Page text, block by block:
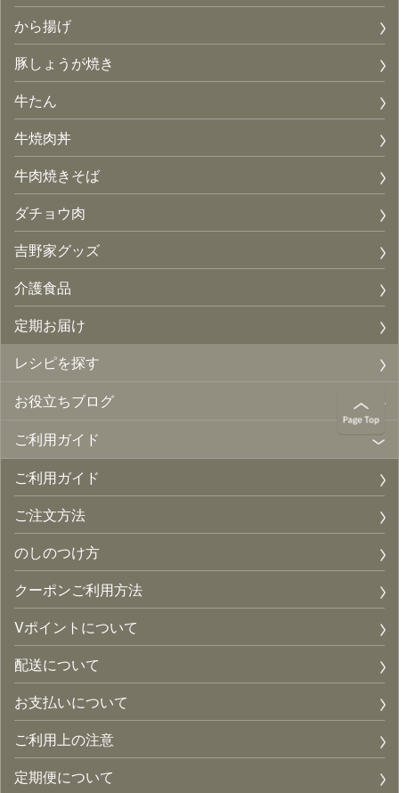
から揚げ
豚しょうが焼き
牛たん
牛焼肉丼
牛肉焼きそば
ダチョウ肉
吉野家グッズ
介護食品
定期お届け
レシピを探す
お役立ちブログ
ご利用ガイド
ご利用ガイド
ご注文方法
のしのつけ方
クーポンご利用方法
Vポイントについて
配送について
お支払いについて
ご利用上の注意
定期便について